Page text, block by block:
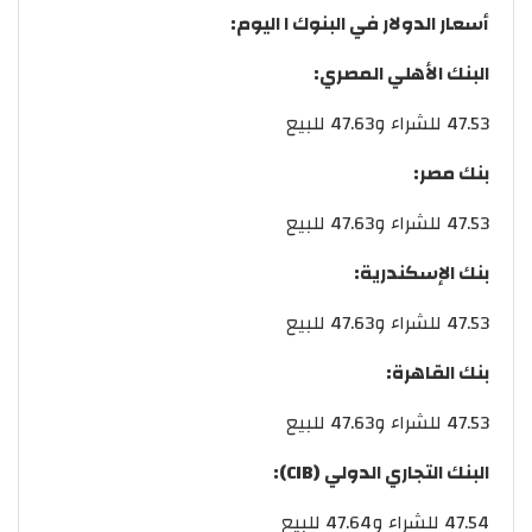
أسعارالدولارفيالبنوكااليوم:
البنك الأهلي المصري:
47.53 للشراء و47.63 للبيع
بنك مصر:
47.53 للشراء و47.63 للبيع
بنك الإسكندرية:
47.53 للشراء و47.63 للبيع
بنك القاهرة:
47.53 للشراء و47.63 للبيع
البنك التجاري الدولي (CIB):
47.54 للشراء و47.64 للبيع